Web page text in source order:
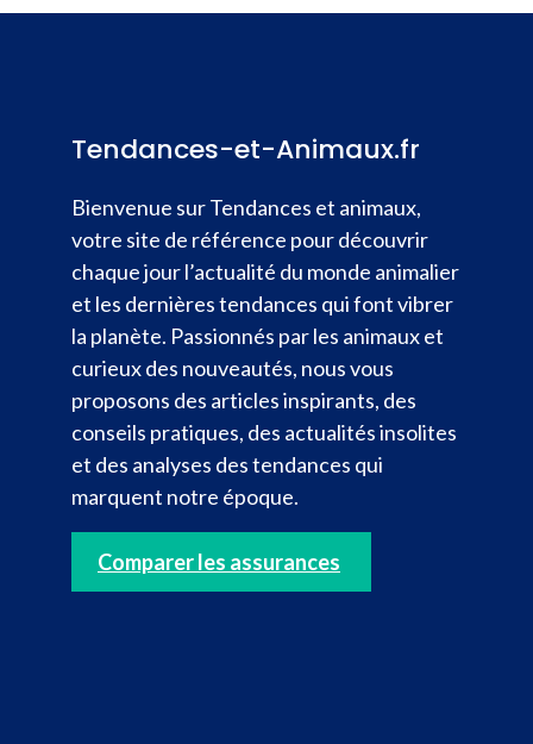
Tendances-et-Animaux.fr
Bienvenue sur Tendances et animaux,
votre site de référence pour découvrir
chaque jour l’actualité du monde animalier
et les dernières tendances qui font vibrer
la planète. Passionnés par les animaux et
curieux des nouveautés, nous vous
proposons des articles inspirants, des
conseils pratiques, des actualités insolites
et des analyses des tendances qui
marquent notre époque.
Comparer les assurances